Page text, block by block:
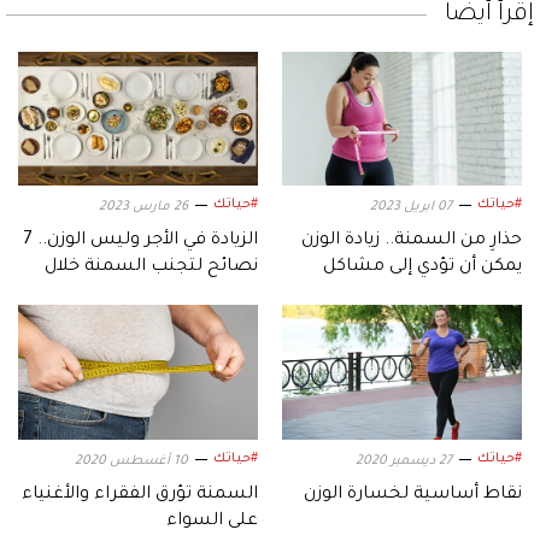
إقرأ أيضاً
#حياتك 07 ابريل 2023
حذارِ من السمنة.. زيادة الوزن
يمكن أن تؤدي إلى مشاكل
#حياتك 26 مارس 2023
الزيادة في الأجر وليس الوزن.. 7
نصائح لتجنب السمنة خلال
#حياتك 27 ديسمبر 2020
نقاط أساسية لخسارة الوزن
#حياتك 10 أغسطس 2020
السمنة تؤرق الفقراء والأغنياء
على السواء